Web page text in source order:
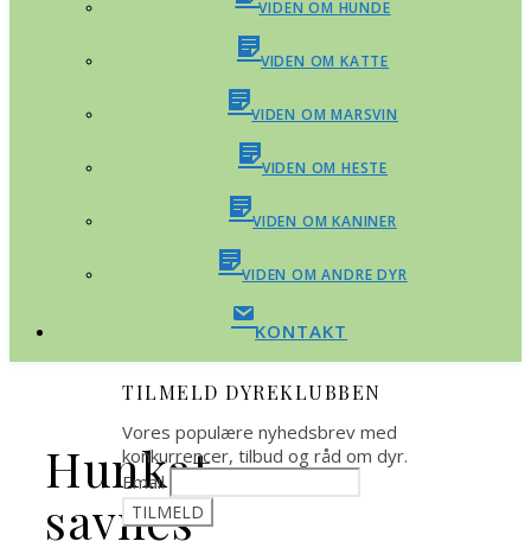
VIDEN OM HUNDE
VIDEN OM KATTE
VIDEN OM MARSVIN
VIDEN OM HESTE
VIDEN OM KANINER
VIDEN OM ANDRE DYR
KONTAKT
Hunkat
savnes
TILMELD DYREKLUBBEN
Vores populære nyhedsbrev med
konkurrencer, tilbud og råd om dyr.
Email